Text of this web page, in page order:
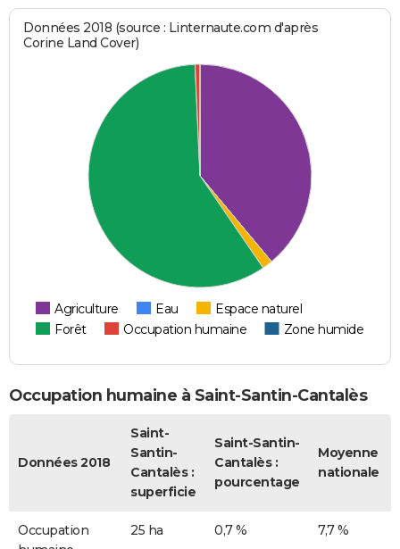
Données 2018 (source : Linternaute.com d'après
Corine Land Cover)
Agriculture Eau
Espace naturel
Forêt
Occupation humaine Zone humide
Occupation humaine à Saint-Santin-Cantalès
Données 2018
Saint-
Santin-
Cantalès :
superficie
Saint-Santin-
Cantalès :
pourcentage
Moyenne
nationale
Occupation
25 ha 0,7 % 7,7 %